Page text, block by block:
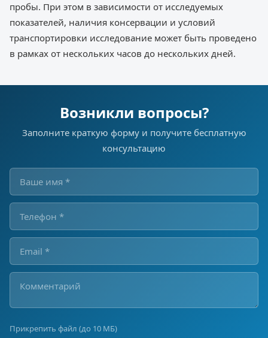
пробы. При этом в зависимости от исследуемых
показателей, наличия консервации и условий
транспортировки исследование может быть проведено
в рамках от нескольких часов до нескольких дней.
Возникли вопросы?
Заполните краткую форму и получите бесплатную
консультацию
Прикрепить файл (до 10 МБ)